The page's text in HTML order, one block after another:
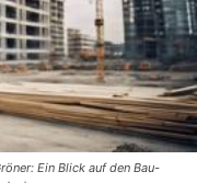
Ein Blick auf den Bau-